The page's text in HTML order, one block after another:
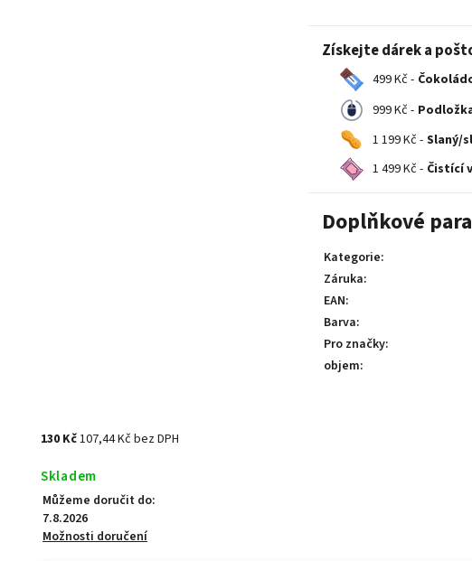
Získejte dárek a
499 Kč -
999 Kč -
1 199 Kč - Slaný/
1 499 Kč - Čistící
Doplňkové
Kategorie:
Záruka:
EAN:
Barva:
Pro značky:
objem:
130 Kč107,44 Kč bez DPH
Skladem
Můžeme doručit do:
7.8.2026
Možnosti doručení